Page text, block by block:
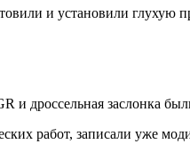
и установили глухую
и дроссельная заслонка
работ, записали уже